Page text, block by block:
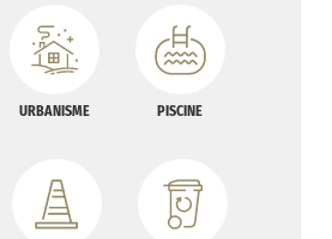
URBANISME PISCINE